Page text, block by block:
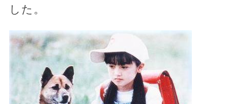
した。